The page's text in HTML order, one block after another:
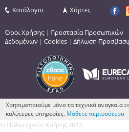
Κατάλογοι Χάρτες
Όροι Χρήσης | Προστασία Προσωπικών
Δεδομένων | Cookies | Δήλωση
Χρησιμοποιούμε μόνο τα τεχνικά αναγκαία
καλύτερες υπηρεσίες. Μάθετε περισσότερα
© Πολυτεχνείο Κρήτης 2012